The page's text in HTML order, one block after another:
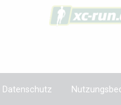
Datenschutz